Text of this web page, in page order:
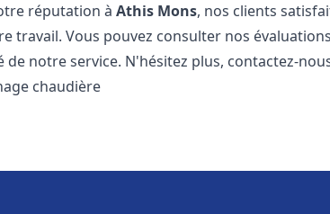
réputation àAthis Mons, nos clients
travail. Vous pouvez consulter nos
de notre service. N'hésitez plus, contactez-
chaudière